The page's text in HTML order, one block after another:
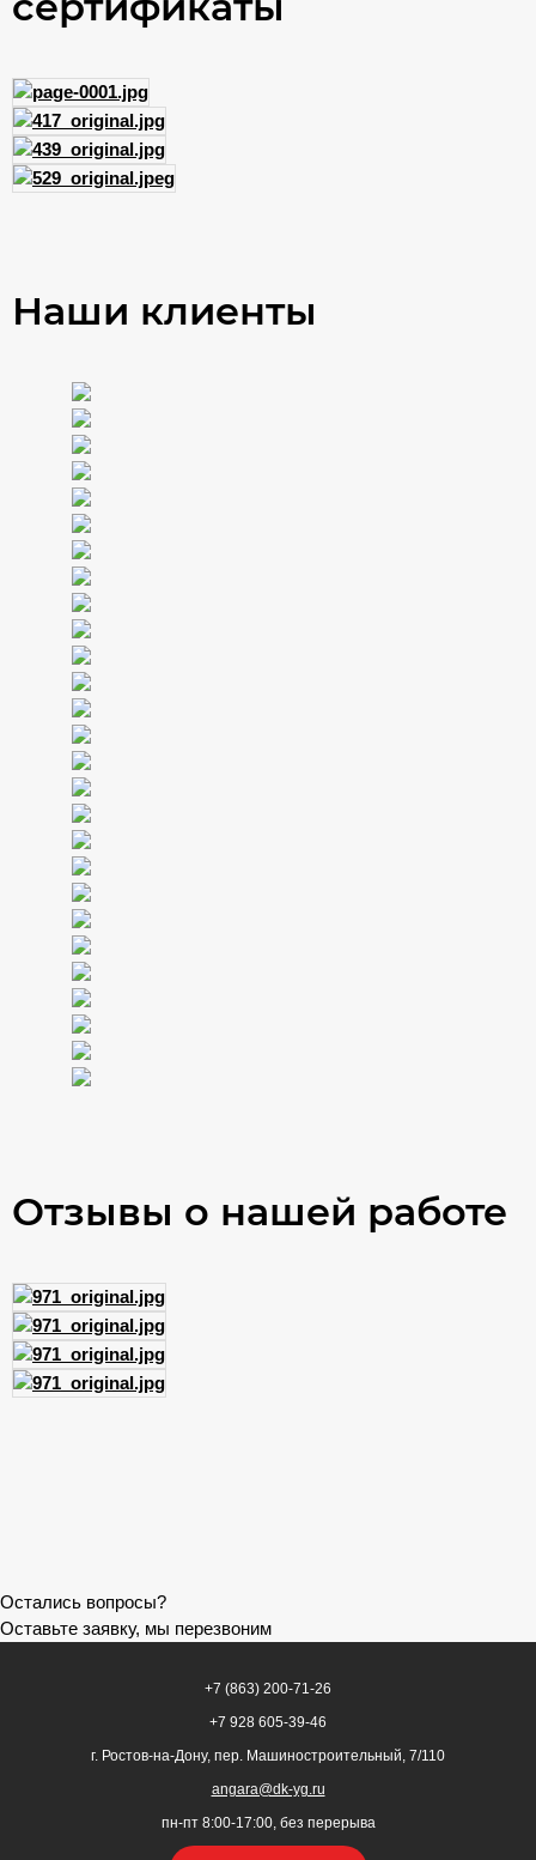
Наши клиенты
Отзывы о нашей работе
Остались вопросы?
Оставьте заявку, мы перезвоним
+7 (863) 200-71-26
+7 928 605-39-46
г. Ростов-на-Дону, пер. Машиностроительный, 7/110
angara@dk-yg.ru
пн-пт 8:00-17:00, без перерыва